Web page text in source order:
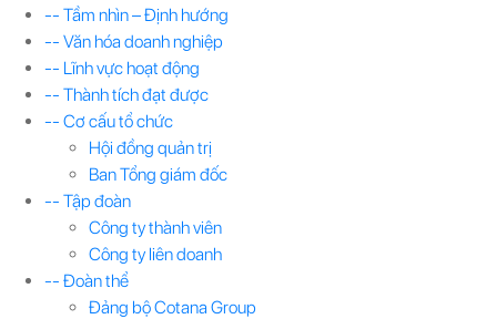
-- Tầm nhìn – Định hướng
-- Văn hóa doanh nghiệp
-- Lĩnh vực hoạt động
-- Thành tích đạt được
-- Cơ cấu tổ chức
Hội đồng quản trị
Ban Tổng giám đốc
-- Tập đoàn
Công ty thành viên
Công ty liên doanh
-- Đoàn thể
Đảng bộ Cotana Group